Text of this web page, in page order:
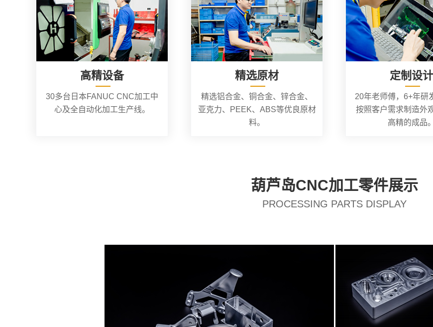
高精设备
30多台日本FANUC CNC加工中
心及全自动化加工生产线。
精选原材
精选铝合金、铜合金、锌合金、
亚克力、PEEK、ABS等优良原材
料。
定制设计
20年老师傅，6+年研
按照客户需求制造外
高精的成品。
葫芦岛CNC加工零件展示
PROCESSING PARTS DISPLAY